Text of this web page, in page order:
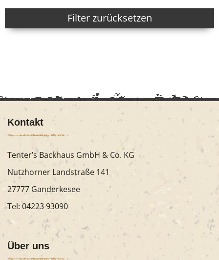
Filter zurücksetzen
Kontakt
Tenter’s Backhaus GmbH & Co. KG
Nutzhorner Landstraße 141
27777 Ganderkesee
Tel: 04223 93090
Über uns